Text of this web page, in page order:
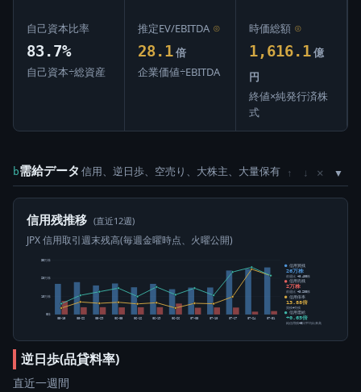
自己資本比率
83.7%
自己資本÷総資産
推定EV/EBITDA ⊙
28.1 倍
企業価値÷EBITDA
時価総額 ⊙
1,616.1 億
円
終値×純発行済株
式
b需給データ 信用、逆日歩、空売り、大株主、大量保有 ↑ ↓ ×
信用残推移 (直近12週)
JPX 信用取引週末残高(毎週金曜時点、火曜公開)
0株
10万株
20万株
30万株
05-15 05-22 05-29 06-05 06-12 06-19 06-26 07-03 07-10 07-17 07-24 07-31
信用買残
26万株
前週比 +8,400株
信用売残
2万株
前週比 +3,200株
信用倍率
13.88倍
買残÷売残
信用需給
+0.65倍
純信用残÷5日平均出来高
逆日歩(品貸料率)
直近一週間